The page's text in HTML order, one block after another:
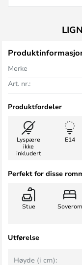
Merke
Art. nr.:
Produktfordeler
Lyspære
ikke
inkludert
E14
Perfekt for disse
Stue Soverom
Utførelse
Høyde (i cm):